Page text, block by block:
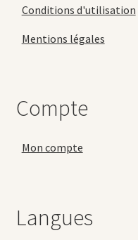
Conditions d'utilisation
Mentions légales
Compte
Mon compte
Langues